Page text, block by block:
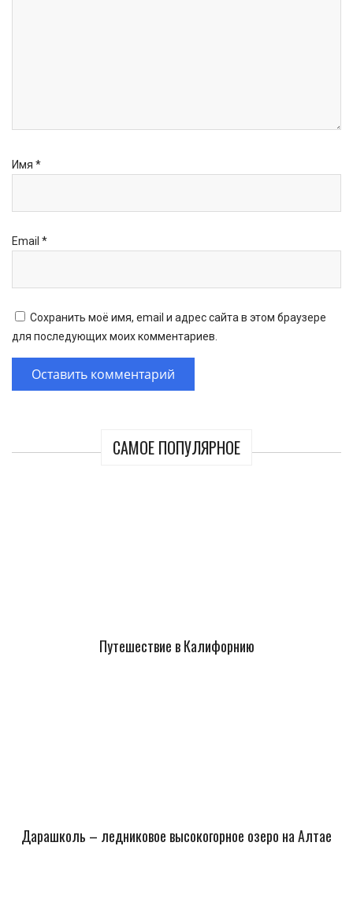
САМОЕ ПОПУЛЯРНОЕ
Путешествие в Калифорнию
Дарашколь – ледниковое высокогорное озеро на Алтае
Имя *
Email *
Сохранить моё имя, email и адрес сайта в этом браузере
для последующих моих комментариев.